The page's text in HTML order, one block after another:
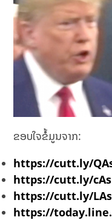
ຂອບໃຈຂໍ້ມູນຈາກ:
https://cutt.ly/
https://cutt.ly/
https://cutt.ly/
https://